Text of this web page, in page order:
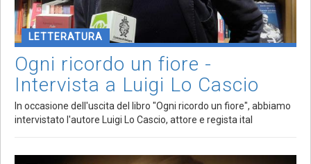
LETTERATURA
Ogni ricordo un fiore -
Intervista a Luigi Lo Cascio
In occasione dell'uscita del libro "Ogni ricordo un fiore", abbiamo
intervistato l'autore Luigi Lo Cascio, attore e regista ital